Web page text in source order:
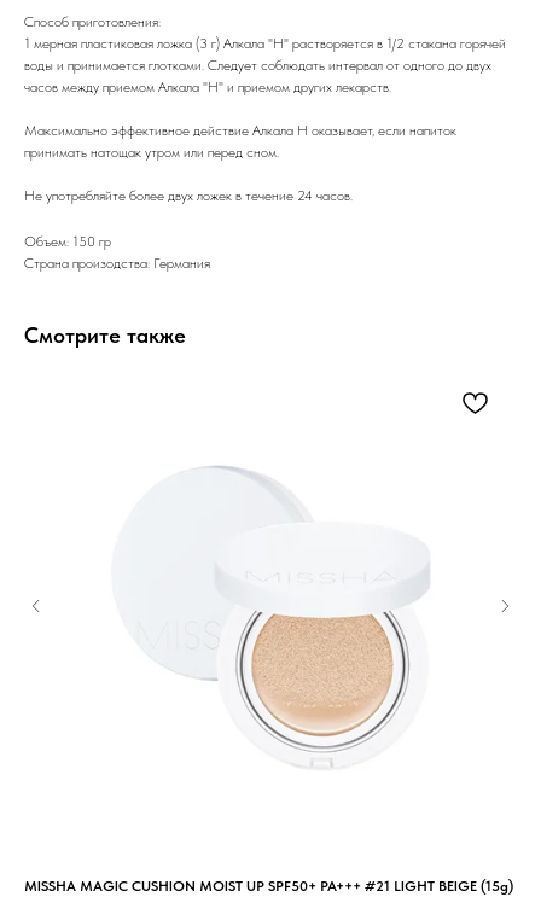
Способ приготовления:
1 мерная пластиковая ложка (3 г) Алкала "Н" растворяется в 1/2 стакана горячей
воды и принимается глотками. Следует соблюдать интервал от одного до двух
часов между приемом Алкала "Н" и приемом других лекарств.
Максимально эффективное действие Алкала Н оказывает, если напиток
принимать натощак утром или перед сном.
Не употребляйте более двух ложек в течение 24 часов.
Объем: 150 гр
Страна произодства: Германия
Смотрите также
MISSHA MAGIC CUSHION MOIST UP SPF50+ PA+++ #21 LIGHT BEIGE (15g)